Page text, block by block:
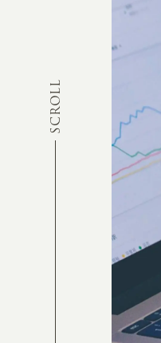
SCROLL